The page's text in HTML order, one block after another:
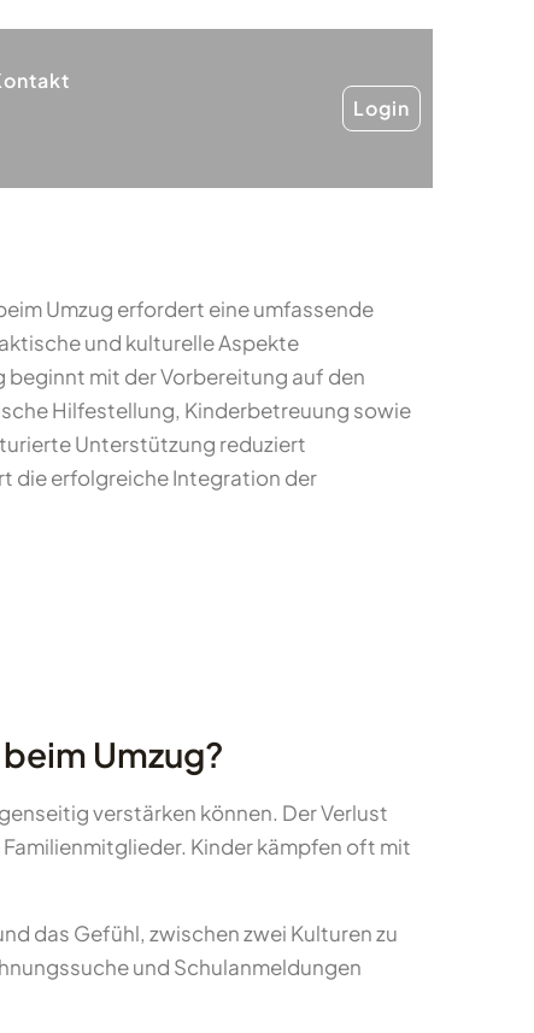
Login
Umzug erfordert eine umfassende
und kulturelle Aspekte
mit der Vorbereitung auf den
Hilfestellung, Kinderbetreuung sowie
Unterstützung reduziert
die erfolgreiche Integration der
Umzug?
verstärken können. Der Verlust
Kinder kämpfen oft mit
das Gefühl, zwischen zwei Kulturen zu
und Schulanmeldungen